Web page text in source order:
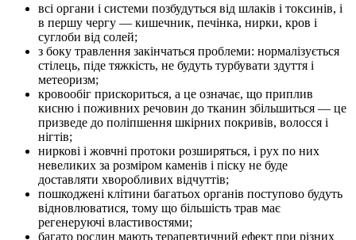
всі органи і системи позбудуться від шлаків і токсинів, і
в першу чергу — кишечник, печінка, нирки, кров і
суглоби від солей;
з боку травлення закінчаться проблеми: нормалізується
стілець, піде тяжкість, не будуть турбувати здуття і
метеоризм;
кровообіг прискориться, а це означає, що приплив
кисню і поживних речовин до тканин збільшиться — це
призведе до поліпшення шкірних покривів, волосся і
нігтів;
ниркові і жовчні протоки розширяться, і рух по них
невеликих за розміром каменів і піску не буде
доставляти хворобливих відчуттів;
пошкоджені клітини багатьох органів поступово будуть
відновлюватися, тому що більшість трав має
регенеруючі властивостями;
багато рослин мають терапевтичний ефект при різних